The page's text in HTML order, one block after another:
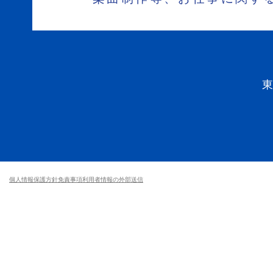
個人情報保護方針免責事項利用者情報の外部送信